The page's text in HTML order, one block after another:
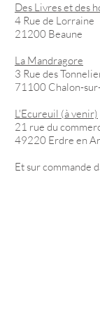
Des Livres et des
4 Rue de Lorraine
21200 Beaune
La Mandragore
3 Rue des
71100 Chalon-
L'Ecureuil (à venir)
21 rue du
49220 Erdre en
Et sur commande